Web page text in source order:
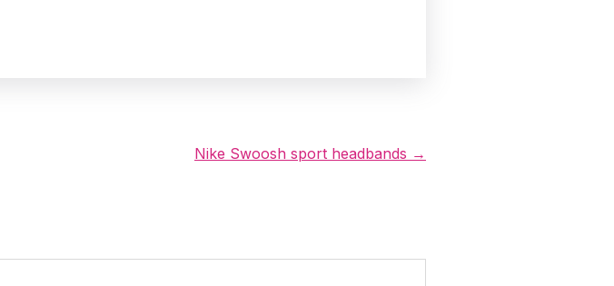
Nike Swoosh sport headbands →